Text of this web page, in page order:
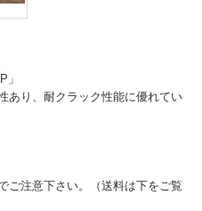
」
あり、耐クラック性能に優れてい
ご注意下さい。（送料は下をご覧